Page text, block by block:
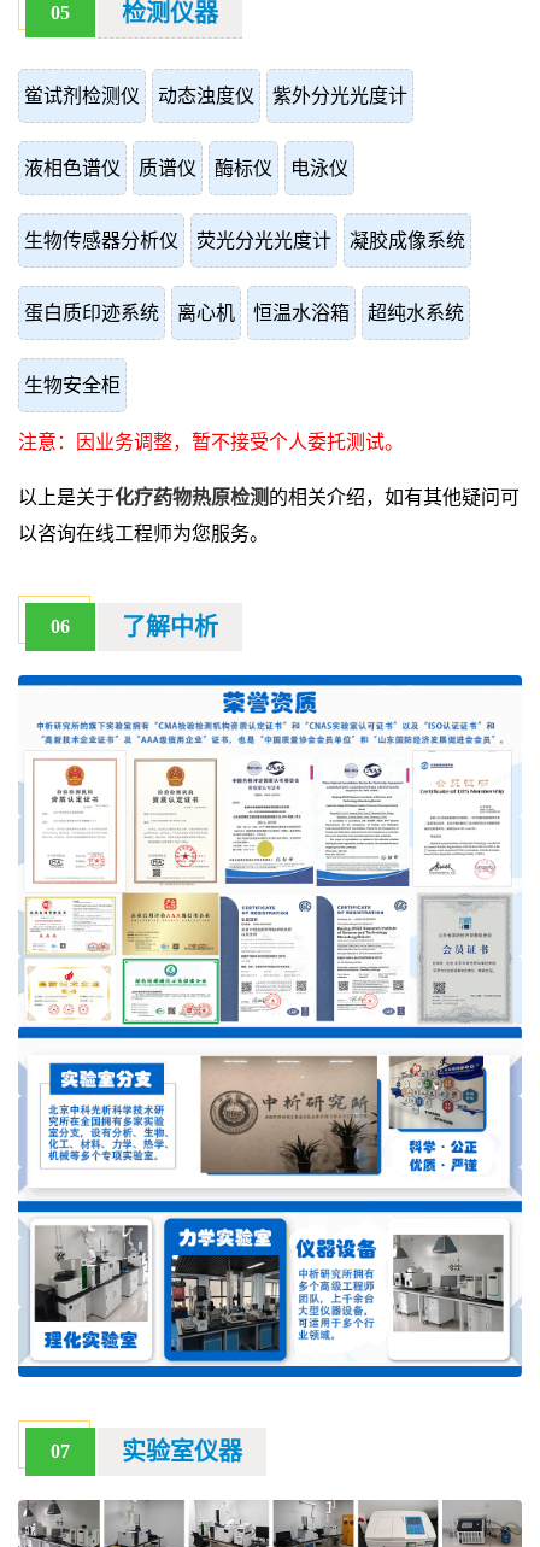
05 检测仪器
鲎试剂检测仪 动态浊度仪 紫外分光光度计
液相色谱仪 质谱仪 酶标仪 电泳仪
生物传感器分析仪 荧光分光光度计 凝胶成像系统
蛋白质印迹系统 离心机 恒温水浴箱 超纯水系统
生物安全柜
注意：因业务调整，暂不接受个人委托测试。
以上是关于化疗药物热原检测 的相关介绍，如有其他疑问可
以咨询在线工程师为您服务。
06 了解中析
07 实验室仪器